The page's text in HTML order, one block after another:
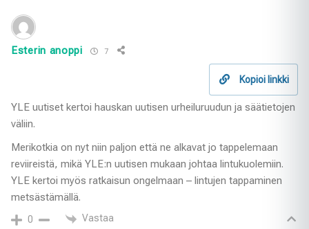
Esterin anoppi 7
Kopioi linkki
YLE uutiset kertoi hauskan uutisen urheiluruudun ja säätietojen
väliin.
Merikotkia on nyt niin paljon että ne alkavat jo tappelemaan
reviireistä, mikä YLE:n uutisen mukaan johtaa lintukuolemiin.
YLE kertoi myös ratkaisun ongelmaan – lintujen tappaminen
metsästämällä.
0 Vastaa